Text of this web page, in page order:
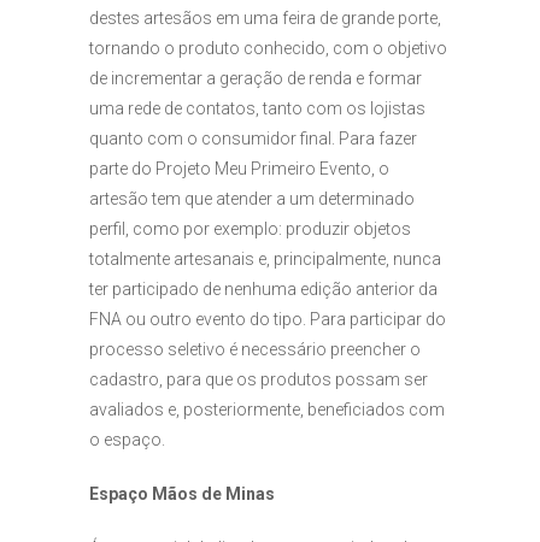
destes artesãos em uma feira de grande porte,
tornando o produto conhecido, com o objetivo
de incrementar a geração de renda e formar
uma rede de contatos, tanto com os lojistas
quanto com o consumidor final. Para fazer
parte do Projeto Meu Primeiro Evento, o
artesão tem que atender a um determinado
perfil, como por exemplo: produzir objetos
totalmente artesanais e, principalmente, nunca
ter participado de nenhuma edição anterior da
FNA ou outro evento do tipo. Para participar do
processo seletivo é necessário preencher o
cadastro, para que os produtos possam ser
avaliados e, posteriormente, beneficiados com
o espaço.
Espaço Mãos de Minas